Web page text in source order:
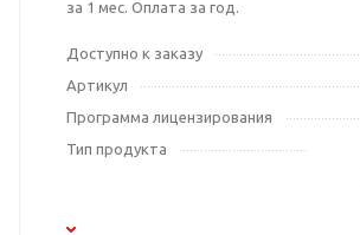
за 1 мес. Оплата за год.
Доступно к заказу
Артикул
Программа лицензирования
Тип продукта